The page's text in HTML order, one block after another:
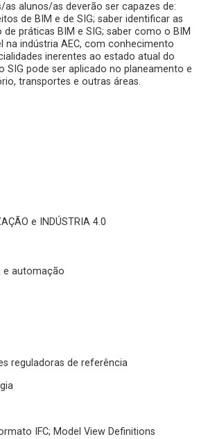
as alunos/as deverão ser capazes de:
de BIM e de SIG; saber identificar as
práticas BIM e SIG; saber como o BIM
na indústria AEC, com conhecimento
inerentes ao estado atual do
SIG pode ser aplicado no planeamento e
transportes e outras áreas.
e INDÚSTRIA 4.0
e automação
reguladoras de referência
IFC; Model View Definitions